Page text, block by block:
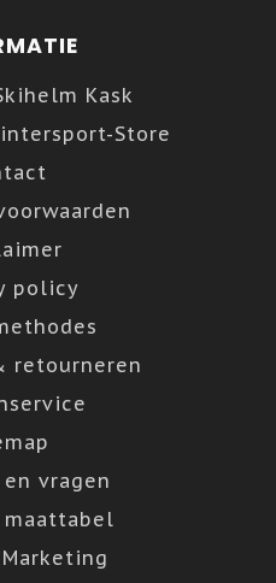
Kask
Store
policy
retourneren
vragen
maattabel